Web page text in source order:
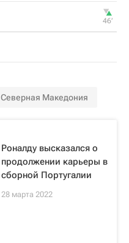
46‎’‎
Северная Македония
Роналду высказался о
продолжении карьеры в
сборной Португалии
28 марта 2022